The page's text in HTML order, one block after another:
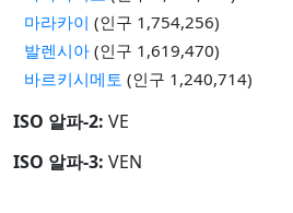
마라카이 (인구 1,754,256)
발렌시아 (인구 1,619,470)
바르키시메토 (인구 1,240,714)
ISO 알파-2: VE
ISO 알파-3: VEN